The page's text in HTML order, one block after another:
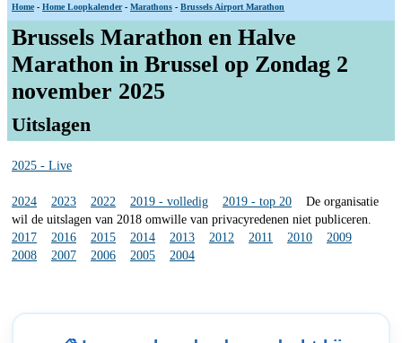
Home - Home Loopkalender- Marathons - Brussels Airport Marathon
Brussels Marathon en Halve
Marathon in Brussel op Zondag 2
november 2025
Uitslagen
2025 - Live
2024 2023 2022 2019 - volledig 2019 - top 20 De organisatie
wil de uitslagen van 2018 omwille van privacyredenen niet publiceren.
2017
2016 2015 2014 2013 2012 2011 2010
2009
2008
2007 2006 2005 2004